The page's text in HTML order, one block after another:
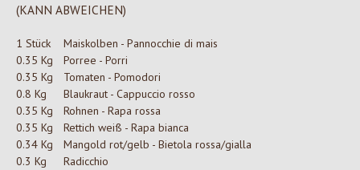
(KANN ABWEICHEN)
1 Stück
Maiskolben - Pannocchie di mais
0.35 Kg
Porree - Porri
0.35 Kg
Tomaten - Pomodori
0.8 Kg
Blaukraut - Cappuccio rosso
0.35 Kg
Rohnen - Rapa rossa
0.35 Kg
Rettich weiß - Rapa bianca
0.34 Kg
Mangold rot/gelb - Bietola rossa/gialla
0.3 Kg
Radicchio